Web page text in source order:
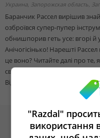
Украина, Запорожская область,
Баранчик Рассел вирішив
озброївся супер-пупер
обнишпорив геть усе: вгорі й
Анічогісінько! Нарешті
це воно? Читайте далі про те,
світі скарб.
Від 3-6 років.
"Razdal"
використання